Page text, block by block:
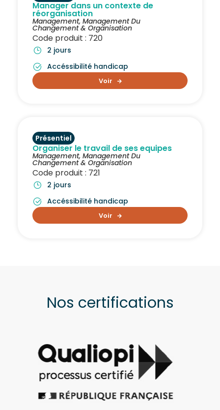
Manager dans un contexte de
réorganisation
Management, Management Du
Changement & Organisation
Code produit : 720
2 jours
Accéssibilité handicap
Voir
Présentiel
Organiser le travail de ses equipes
Management, Management Du
Changement & Organisation
Code produit : 721
2 jours
Accéssibilité handicap
Voir
Nos certifications